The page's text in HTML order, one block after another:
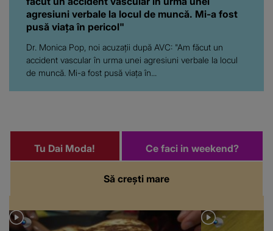
agresiuni verbale la locul de muncă. Mi-a fost
pusă viața în pericol"
Dr. Monica Pop, noi acuzații după AVC: "Am făcut un
accident vascular în urma unei agresiuni verbale la locul
de muncă. Mi-a fost pusă viața în...
Să crești mare
Tu Dai Moda! Ce faci in weekend?